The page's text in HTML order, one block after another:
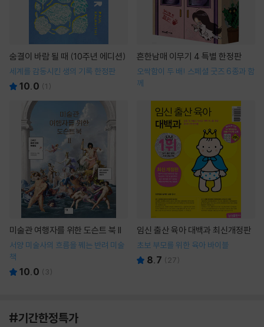
숨결이 바람 될 때 (10주년 에디션)
세계를 감동시킨 생의 기록 한정판
10.0 (1 )
흔한남매 이무기 4 특별 한정판
오싹함이 두 배! 스페셜 굿즈 6종과 함
께
미술관 여행자를 위한 도슨트 북 II
서양 미술사의 흐름을 꿰는 반려 미술
책
10.0 ( 3)
임신 출산 육아 대백과 최신개정판
초보 부모를 위한 육아 바이블
8.7 ( 27)
#기간한정특가